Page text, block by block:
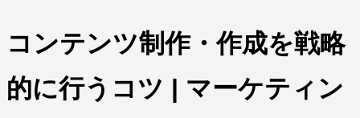
コンテンツ制作・作成を戦略
的に行うコツ | マーケティン